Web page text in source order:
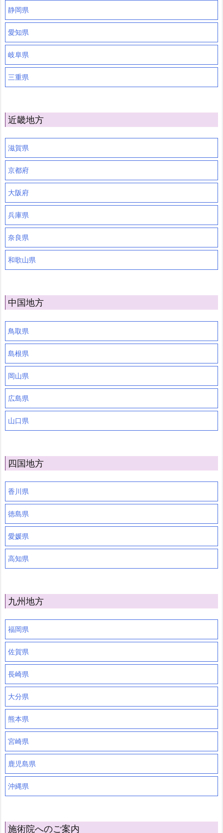
静岡県
愛知県
岐阜県
三重県
近畿地方
滋賀県
京都府
大阪府
兵庫県
奈良県
和歌山県
中国地方
鳥取県
島根県
岡山県
広島県
山口県
四国地方
香川県
徳島県
愛媛県
高知県
九州地方
福岡県
佐賀県
長崎県
大分県
熊本県
宮崎県
鹿児島県
沖縄県
施術院へのご案内